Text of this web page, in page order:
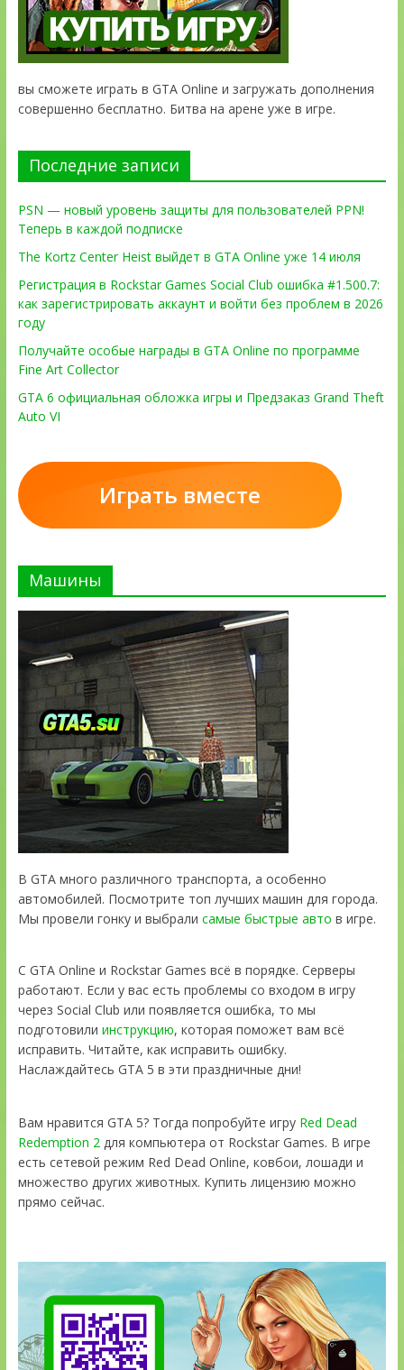
вы сможете играть в GTA Online и загружать дополнения
совершенно бесплатно. Битва на арене уже в игре.
Последние записи
PSN — новый уровень защиты для пользователей PPN!
Теперь в каждой подписке
The Kortz Center Heist выйдет в GTA Online уже 14 июля
Регистрация в Rockstar Games Social Club ошибка #1.500.7:
как зарегистрировать аккаунт и войти без проблем в 2026
году
Получайте особые награды в GTA Online по программе
Fine Art Collector
GTA 6 официальная обложка игры и Предзаказ Grand Theft
Auto VI
Играть вместе
Машины
В GTA много различного транспорта, а особенно
автомобилей. Посмотрите топ лучших машин для города.
Мы провели гонку и выбрали самые быстрые авто в игре.
С GTA Online и Rockstar Games всё в порядке. Серверы
работают. Если у вас есть проблемы со входом в игру
через Social Club или появляется ошибка, то мы
подготовили инструкцию, которая поможет вам всё
исправить. Читайте, как исправить ошибку.
Наслаждайтесь GTA 5 в эти праздничные дни!
Вам нравится GTA 5? Тогда попробуйте игру Red Dead
Redemption 2для компьютера от Rockstar Games. В игре
есть сетевой режим Red Dead Online, ковбои, лошади и
множество других животных. Купить лицензию можно
прямо сейчас.